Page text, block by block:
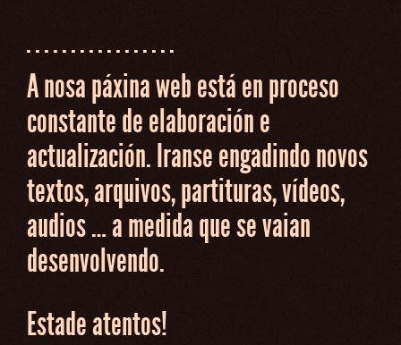
· · · · · · · · · · · · · · · · ·
A nosa páxina web está en proceso
constante de elaboración e
actualización. Iranse engadindo novos
textos, arquivos, partituras, vídeos,
audios … a medida que se vaian
desenvolvendo.
Estade atentos!